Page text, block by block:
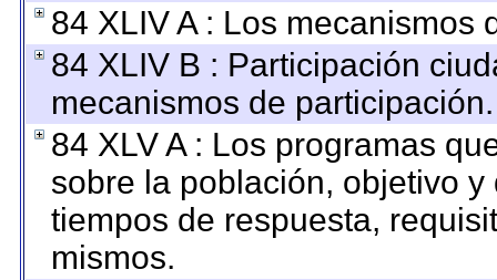
84 XLIV A : Los mecanismos
84 XLIV B : Participación
mecanismos de participación.
84 XLV A : Los programas
sobre la población, objetivo
tiempos de respuesta,
mismos.